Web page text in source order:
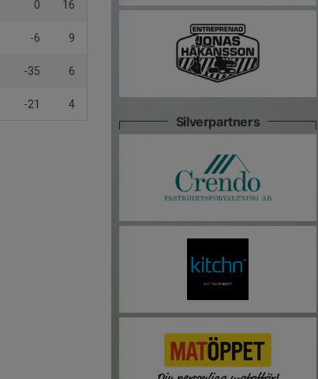
0 16
-6 9
-35 6
-21 4
Silverpartners